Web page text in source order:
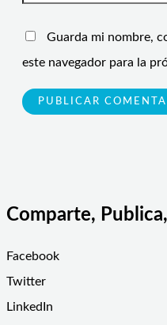
Guarda mi nombre,
este navegador para la
Comparte,
Facebook
Twitter
LinkedIn